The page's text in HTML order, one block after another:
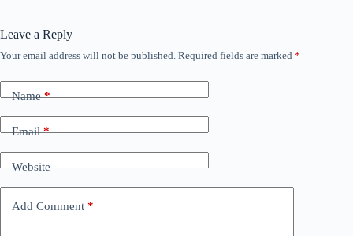
Leave a Reply
Your email address will not be published. Required fields are marked *
Name*
Email*
Website
Add Comment *